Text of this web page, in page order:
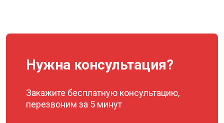
тренажера
от 900 ₽ Заказать
Нужна консультация?
Закажите бесплатную консультацию,
перезвоним за 5 минут